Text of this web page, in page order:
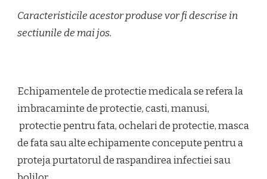
Caracteristicile acestor produse vor fi descrise in
sectiunile de mai jos.
Echipamentele de protectie medicala se refera la
imbracaminte de protectie, casti, manusi,
protectie pentru fata, ochelari de protectie, masca
de fata sau alte echipamente concepute pentru a
proteja purtatorul de raspandirea infectiei sau